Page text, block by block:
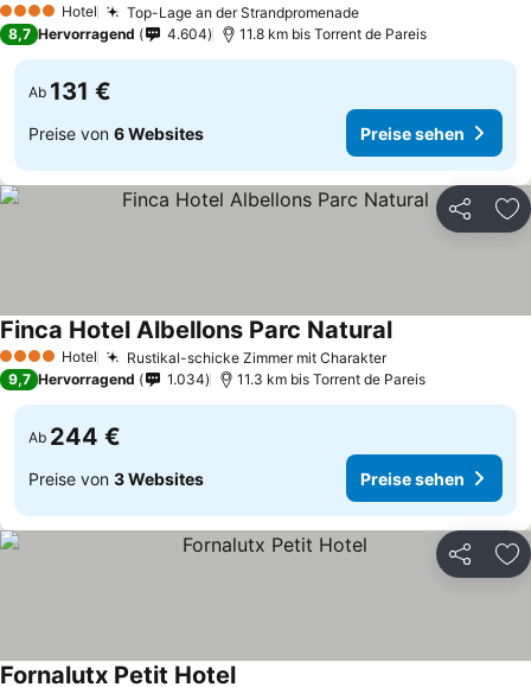
4 Sterne Hotel Top-Lage an der Strandpromenade
8,7 Hervorragend 4.604 11.8 km bis Torrent de Pareis
Ab 131 €
Preise von 6 Websites Preise sehen
Teilen
4 Sterne Hotel Rustikal-schicke Zimmer mit Charakter
Finca Hotel Albellons Parc Natural
9,7 Hervorragend 1.034 11.3 km bis Torrent de Pareis
Ab 244 €
Preise von 3 Websites Preise sehen
Teilen
Fornalutx Petit Hotel